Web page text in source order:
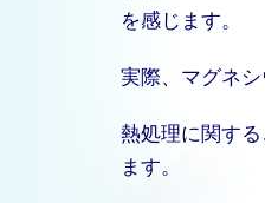
を感じます。
実際、マグネ
熱処理に関す
ます。